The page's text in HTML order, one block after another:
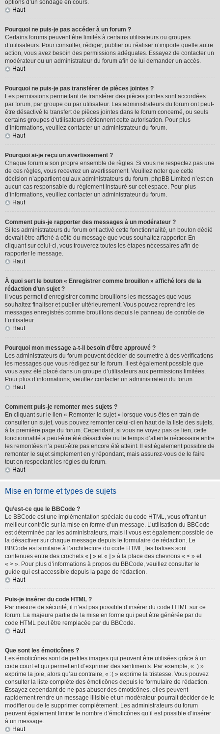
options d’un sondage en cours.
Haut
Pourquoi ne puis-je pas accéder à un forum ?
Certains forums peuvent être limités à certains utilisateurs ou groupes
d’utilisateurs. Pour consulter, rédiger, publier ou réaliser n’importe quelle autre
action, vous avez besoin des permissions adéquates. Essayez de contacter un
modérateur ou un administrateur du forum afin de lui demander un accès.
Haut
Pourquoi ne puis-je pas transférer de pièces jointes ?
Les permissions permettant de transférer des pièces jointes sont accordées
par forum, par groupe ou par utilisateur. Les administrateurs du forum ont peut-
être désactivé le transfert de pièces jointes dans le forum concerné, ou seuls
certains groupes d’utilisateurs détiennent cette autorisation. Pour plus
d’informations, veuillez contacter un administrateur du forum.
Haut
Pourquoi ai-je reçu un avertissement ?
Chaque forum a son propre ensemble de règles. Si vous ne respectez pas une
de ces règles, vous recevrez un avertissement. Veuillez noter que cette
décision n’appartient qu’aux administrateurs du forum, phpBB Limited n’est en
aucun cas responsable du règlement instauré sur cet espace. Pour plus
d’informations, veuillez contacter un administrateur du forum.
Haut
Comment puis-je rapporter des messages à un modérateur ?
Si les administrateurs du forum ont activé cette fonctionnalité, un bouton dédié
devrait être affiché à côté du message que vous souhaitez rapporter. En
cliquant sur celui-ci, vous trouverez toutes les étapes nécessaires afin de
rapporter le message.
Haut
À quoi sert le bouton « Enregistrer comme brouillon » affiché lors de la
rédaction d’un sujet ?
Il vous permet d’enregistrer comme brouillons les messages que vous
souhaitez finaliser et publier ultérieurement. Vous pouvez reprendre les
messages enregistrés comme brouillons depuis le panneau de contrôle de
l’utilisateur.
Haut
Pourquoi mon message a-t-il besoin d’être approuvé ?
Les administrateurs du forum peuvent décider de soumettre à des vérifications
les messages que vous rédigez sur le forum. Il est également possible que
vous ayez été placé dans un groupe d’utilisateurs aux permissions limitées.
Pour plus d’informations, veuillez contacter un administrateur du forum.
Haut
Comment puis-je remonter mes sujets ?
En cliquant sur le lien « Remonter le sujet » lorsque vous êtes en train de
consulter un sujet, vous pouvez remonter celui-ci en haut de la liste des sujets,
à la première page du forum. Cependant, si vous ne voyez pas ce lien, cette
fonctionnalité a peut-être été désactivée ou le temps d’attente nécessaire entre
les remontées n’a peut-être pas encore été atteint. Il est également possible de
remonter le sujet simplement en y répondant, mais assurez-vous de le faire
tout en respectant les règles du forum.
Haut
Mise en forme et types de sujets
Qu’est-ce que le BBCode ?
Le BBCode est une implémentation spéciale du code HTML, vous offrant un
meilleur contrôle sur la mise en forme d’un message. L’utilisation du BBCode
est déterminée par les administrateurs, mais il vous est également possible de
la désactiver sur chaque message depuis le formulaire de rédaction. Le
BBCode est similaire à l’architecture du code HTML, les balises sont
contenues entre des crochets « [ » et « ] » à la place des chevrons « < » et
« > ». Pour plus d’informations à propos du BBCode, veuillez consulter le
guide qui est accessible depuis la page de rédaction.
Haut
Puis-je insérer du code HTML ?
Par mesure de sécurité, il n’est pas possible d’insérer du code HTML sur ce
forum. La majeure partie de la mise en forme qui peut être générée par du
code HTML peut être remplacée par du BBCode.
Haut
Que sont les émoticônes ?
Les émoticônes sont de petites images qui peuvent être utilisées grâce à un
code court et qui permettent d’exprimer des sentiments. Par exemple, « :) »
exprime la joie, alors qu’au contraire, « :( » exprime la tristesse. Vous pouvez
consulter la liste complète des émoticônes depuis le formulaire de rédaction.
Essayez cependant de ne pas abuser des émoticônes, elles peuvent
rapidement rendre un message illisible et un modérateur pourrait décider de le
modifier ou de le supprimer complètement. Les administrateurs du forum
peuvent également limiter le nombre d’émoticônes qu’il est possible d’insérer
à un message.
Haut